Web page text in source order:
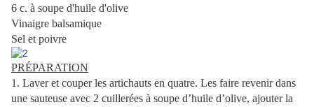
6 c. à soupe d'huile d'olive
Vinaigre balsamique
Sel et poivre
PRÉPARATION
1. Laver et couper les artichauts en quatre. Les faire revenir dans
une sauteuse avec 2 cuillerées à soupe d’huile d’olive, ajouter la